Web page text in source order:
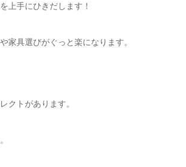
上手にひきだします！
家具選びがぐっと楽になります。
クトがあります。